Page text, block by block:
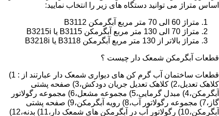
اساس متراژ می توانید دستگاه های زیر را انتخاب نمایید:
متراژ 60 الی 70 متر مربع آبگرمکن B3112
متراژ 70 الی 130 متر مربع آبگرمکن B3115 یا B3215i
متراژ بالاتر از 130 متر مربع آبگرمکن B3118 یا B3218i
قطعات آبگرمکن شمعک دار چیست ؟
قطعات ساختمان آب گرم کن های دیواری شمعک دار عبارتند از : 1)
کلاهک تعدیل،2) کلاهک تعدیل جریان دودکش،3) صفحه پشتی
آبگرمکن،4) مبدل گرمایی،5) مجموعه مشعل،6) مجموعه رگولاتور
گاز،7) مجموعه رگولاتور آب،8) رویه آبگرمکن،9) صفحه پشتی
آبگرمکن،10) رگولاتور آب در آبگرمکن های شمعک دار،11) بدنه،12)